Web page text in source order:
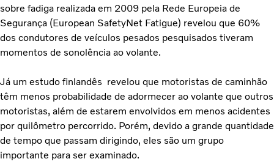
sobre fadiga realizada em 2009 pela Rede Europeia de
Segurança (European SafetyNet Fatigue) revelou que 60%
dos condutores de veículos pesados pesquisados tiveram
momentos de sonolência ao volante.
Já um estudo finlandês revelou que motoristas de caminhão
têm menos probabilidade de adormecer ao volante que outros
motoristas, além de estarem envolvidos em menos acidentes
por quilômetro percorrido. Porém, devido a grande quantidade
de tempo que passam dirigindo, eles são um grupo
importante para ser examinado.